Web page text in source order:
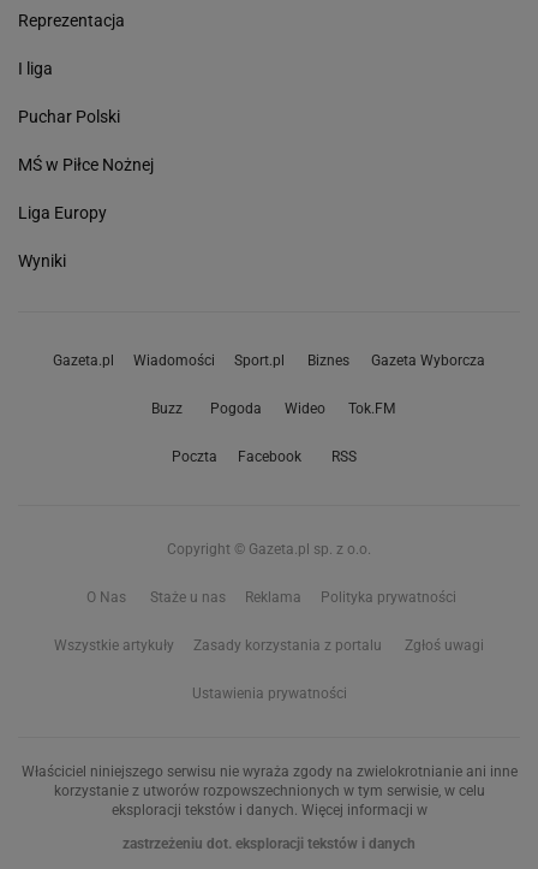
Reprezentacja
I liga
Puchar Polski
MŚ w Piłce Nożnej
Liga Europy
Wyniki
Gazeta.pl Wiadomości Sport.pl Biznes Gazeta Wyborcza
Buzz Pogoda Wideo Tok.FM
Poczta Facebook RSS
Copyright © Gazeta.pl sp. z o.o.
O Nas Staże u nas Reklama Polityka prywatności
Wszystkie artykuły Zasady korzystania z portalu Zgłoś uwagi
Ustawienia prywatności
Właściciel niniejszego serwisu nie wyraża zgody na zwielokrotnianie ani inne
korzystanie z utworów rozpowszechnionych w tym serwisie, w celu
eksploracji tekstów i danych. Więcej informacji w
zastrzeżeniu dot. eksploracji tekstów i danych